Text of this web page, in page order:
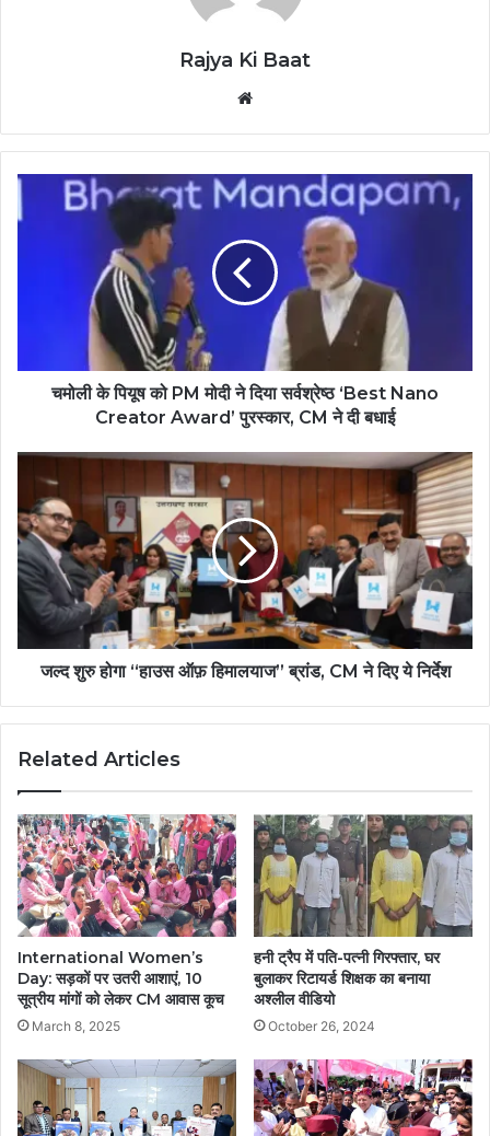
Rajya Ki Baat
चमोली के पियूष को PM मोदी ने दिया सर्वश्रेष्ठ ‘Best Nano
Creator Award’ पुरस्कार, CM ने दी बधाई
जल्द शुरु होगा “हाउस ऑफ़ हिमालयाज” ब्रांड, CM ने दिए ये निर्देश
Related Articles
International Women’s
Day: सड़कों पर उतरी आशाएं, 10
सूत्रीय मांगों को लेकर CM आवास कूच
March 8, 2025
हनी ट्रैप में पति-पत्नी गिरफ्तार, घर
बुलाकर रिटायर्ड शिक्षक का बनाया
अश्लील वीडियो
October 26, 2024